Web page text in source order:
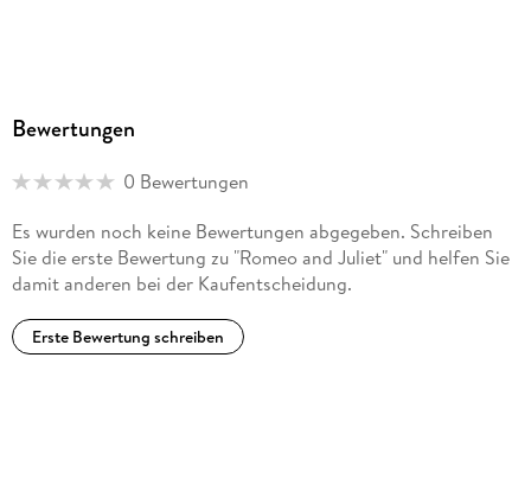
Bewertungen
0 Bewertungen
Es wurden noch keine Bewertungen abgegeben. Schreiben
Sie die erste Bewertung zu "Romeo and Juliet" und helfen Sie
damit anderen bei der Kaufentscheidung.
Erste Bewertung schreiben